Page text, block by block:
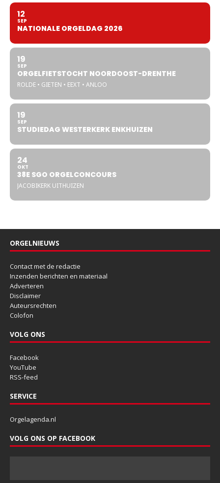
12
SEP
NATIONALE ORGELDAG 2026
19
SEP
ORGELFIETSTOCHT NOORDOOST-DRENTHE
ROLDE • GIETEN • EEXT • ANLOO
19
SEP
STUDIEDAG WESTERKERK ENKHUIZEN
24
OKT
38E SGO ORGELCONCOURS
JACOBIKERK UITHUIZEN
ORGELNIEUWS
Contact met de redactie
Inzenden berichten en materiaal
Adverteren
Disclaimer
Auteursrechten
Colofon
VOLG ONS
Facebook
YouTube
RSS-feed
SERVICE
Orgelagenda.nl
VOLG ONS OP FACEBOOK